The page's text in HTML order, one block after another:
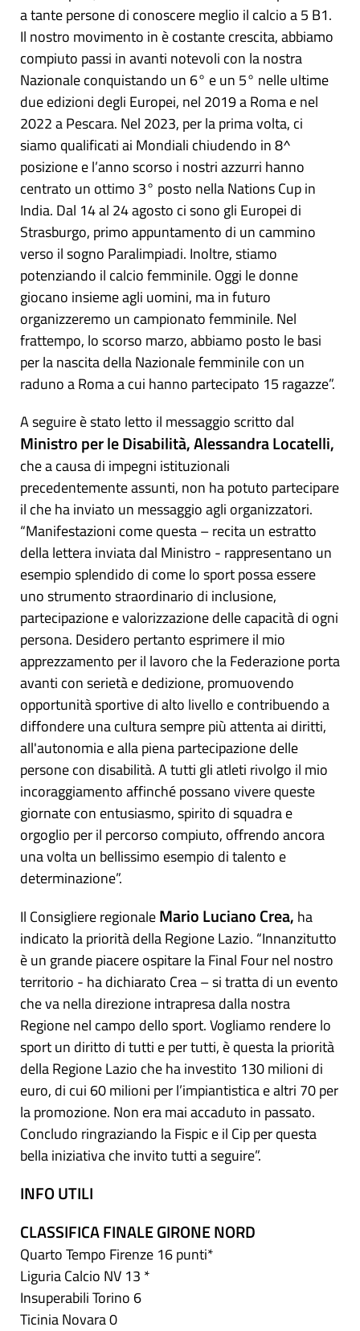
a tante persone di conoscere meglio il calcio a 5 B1.
Il nostro movimento in è costante crescita, abbiamo
compiuto passi in avanti notevoli con la nostra
Nazionale conquistando un 6° e un 5° nelle ultime
due edizioni degli Europei, nel 2019 a Roma e nel
2022 a Pescara. Nel 2023, per la prima volta, ci
siamo qualificati ai Mondiali chiudendo in 8^
posizione e l’anno scorso i nostri azzurri hanno
centrato un ottimo 3° posto nella Nations Cup in
India. Dal 14 al 24 agosto ci sono gli Europei di
Strasburgo, primo appuntamento di un cammino
verso il sogno Paralimpiadi. Inoltre, stiamo
potenziando il calcio femminile. Oggi le donne
giocano insieme agli uomini, ma in futuro
organizzeremo un campionato femminile. Nel
frattempo, lo scorso marzo, abbiamo posto le basi
per la nascita della Nazionale femminile con un
raduno a Roma a cui hanno partecipato 15 ragazze”.
A seguire è stato letto il messaggio scritto dal
Ministro per le Disabilità, Alessandra Locatelli,
che a causa di impegni istituzionali
precedentemente assunti, non ha potuto partecipare
il che ha inviato un messaggio agli organizzatori.
“Manifestazioni come questa – recita un estratto
della lettera inviata dal Ministro - rappresentano un
esempio splendido di come lo sport possa essere
uno strumento straordinario di inclusione,
partecipazione e valorizzazione delle capacità di ogni
persona. Desidero pertanto esprimere il mio
apprezzamento per il lavoro che la Federazione porta
avanti con serietà e dedizione, promuovendo
opportunità sportive di alto livello e contribuendo a
diffondere una cultura sempre più attenta ai diritti,
all'autonomia e alla piena partecipazione delle
persone con disabilità. A tutti gli atleti rivolgo il mio
incoraggiamento affinché possano vivere queste
giornate con entusiasmo, spirito di squadra e
orgoglio per il percorso compiuto, offrendo ancora
una volta un bellissimo esempio di talento e
determinazione”.
Il Consigliere regionaleMario Luciano Crea, ha
indicato la priorità della Regione Lazio. “Innanzitutto
è un grande piacere ospitare la Final Four nel nostro
territorio - ha dichiarato Crea – si tratta di un evento
che va nella direzione intrapresa dalla nostra
Regione nel campo dello sport. Vogliamo rendere lo
sport un diritto di tutti e per tutti, è questa la priorità
della Regione Lazio che ha investito 130 milioni di
euro, di cui 60 milioni per l’impiantistica e altri 70 per
la promozione. Non era mai accaduto in passato.
Concludo ringraziando la Fispic e il Cip per questa
bella iniziativa che invito tutti a seguire”.
INFO UTILI
CLASSIFICA FINALE GIRONE NORD
Quarto Tempo Firenze 16 punti*
Liguria Calcio NV 13 *
Insuperabili Torino 6
Ticinia Novara 0